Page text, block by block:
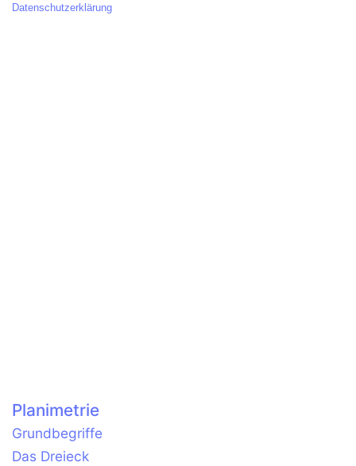
Datenschutzerklärung
Planimetrie
Grundbegriffe
Das Dreieck